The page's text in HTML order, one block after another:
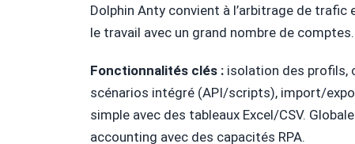
Dolphin Anty convient à l’arbitrage de
le travail avec un grand nombre de comptes.
Fonctionnalités clés : isolation des profils,
scénarios intégré (API/scripts), import/
simple avec des tableaux Excel/CSV.
accounting avec des capacités RPA.